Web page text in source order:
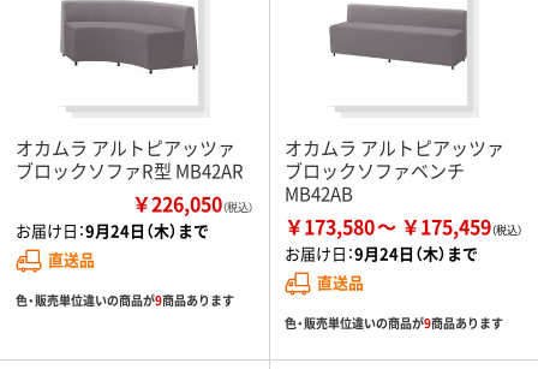
オカムラ アルトピアッツァ
ブロックソファR型 MB42AR
￥226,050（税込）
お届け日：9月24日（木）まで
直送品
色・販売単位違いの商品が9商品あります
オカムラ アルトピアッツァ
ブロックソファベンチ
MB42AB
￥173,580 ￥175,459
お届け日：9月24日（木）まで
直送品
色・販売単位違いの商品が9商品あります